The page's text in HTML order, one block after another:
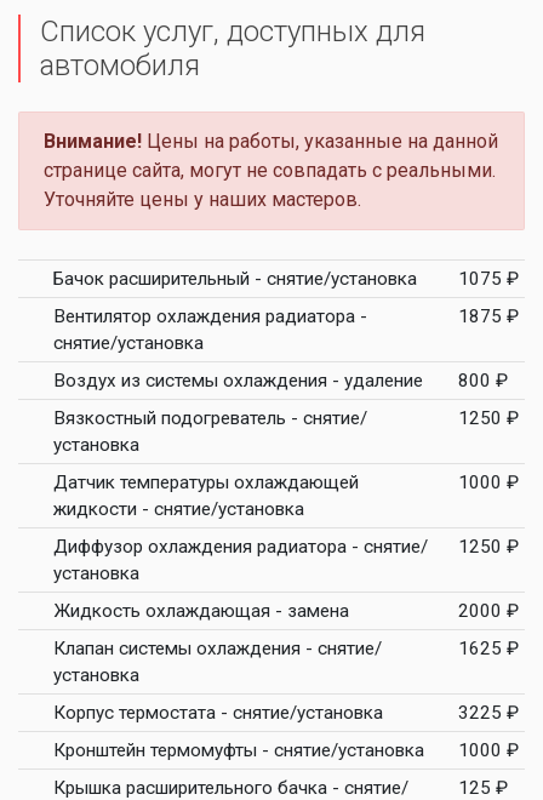
Список услуг, доступных для
автомобиля
Внимание! Цены на работы, указанные на данной
странице сайта, могут не совпадать с реальными.
Уточняйте цены у наших мастеров.
Бачок расширительный - снятие/установка
1075 ₽
Вентилятор охлаждения радиатора -
снятие/установка
1875 ₽
Воздух из системы охлаждения - удаление
800 ₽
Вязкостный подогреватель - снятие/
установка
1250 ₽
Датчик температуры охлаждающей
жидкости - снятие/установка
1000 ₽
Диффузор охлаждения радиатора - снятие/
установка
1250 ₽
Жидкость охлаждающая - замена
2000 ₽
Клапан системы охлаждения - снятие/
установка
1625 ₽
Корпус термостата - снятие/установка
3225 ₽
Кронштейн термомуфты - снятие/установка
1000 ₽
Крышка расширительного бачка - снятие/
125 ₽